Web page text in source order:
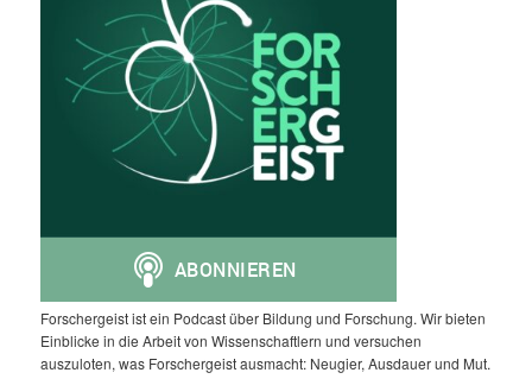
Forschergeist ist ein Podcast über Bildung und Forschung. Wir bieten
Einblicke in die Arbeit von Wissenschaftlern und versuchen
auszuloten, was Forschergeist ausmacht: Neugier, Ausdauer und Mut.